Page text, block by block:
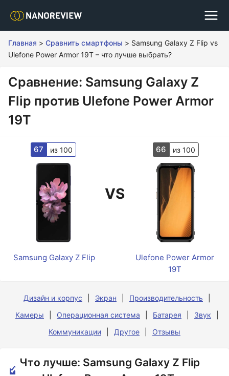
Главная > Сравнить смартфоны > Samsung Galaxy Z Flip vs
Ulefone Power Armor 19T – что лучше выбрать?
Сравнение: Samsung Galaxy Z
Flip против Ulefone Power Armor
19T
67 из 100
VS
66 из 100
Samsung Galaxy Z Flip
Ulefone Power Armor
19T
Дизайн и корпус Экран
Производительность
Камеры
Операционная система Батарея
Звук
Коммуникации
Другое Отзывы
Что лучше: Samsung Galaxy Z Flip